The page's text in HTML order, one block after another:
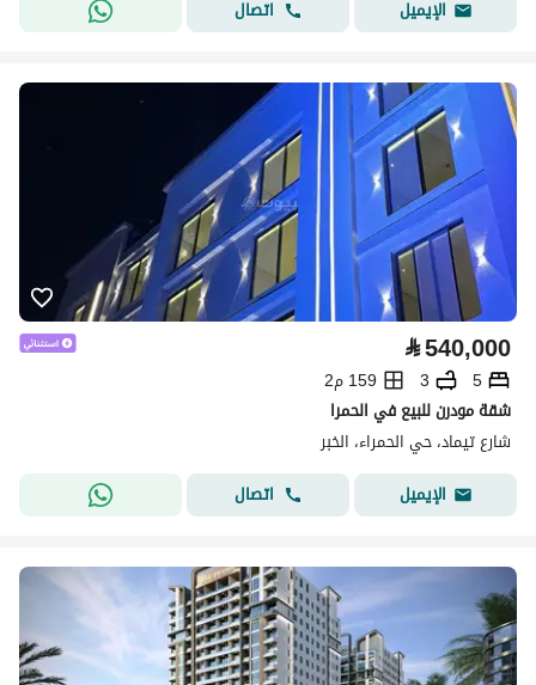
الإيميل اتصال
⃁540,000
5
3
159 م2
شقة مودرن للبيع في الحمرا
شارع تيماد، حي الحمراء، الخبر
الإيميل
اتصال